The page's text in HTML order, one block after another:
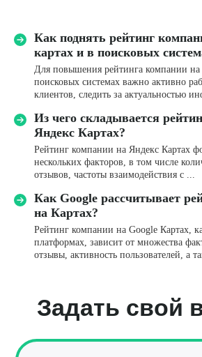
Как поднять рейтинг
картах и в поисковых
Для повышения рейтинга компании на
поисковых системах важно активно
клиентов, следить за актуальностью
Из чего складывается
Яндекс Картах?
Рейтинг компании на Яндекс Картах
нескольких факторов, в том числе
отзывов, частоты взаимодействия с ...
Как Google рассчитывает
на Картах?
Рейтинг компании на Google Картах,
платформах, зависит от множества
отзывы, активность пользователей, а
Задать свой вопрос
Имя*
Название компании
Телефон*
+7
Комментарий